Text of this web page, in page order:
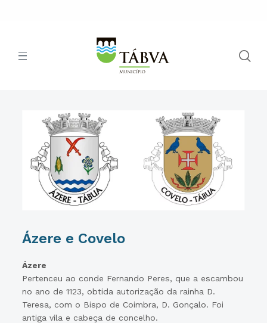
Ázere e Covelo
Ázere
Pertenceu ao conde Fernando Peres, que a escambou
no ano de 1123, obtida autorização da rainha D.
Teresa, com o Bispo de Coimbra, D. Gonçalo. Foi
antiga vila e cabeça de concelho.